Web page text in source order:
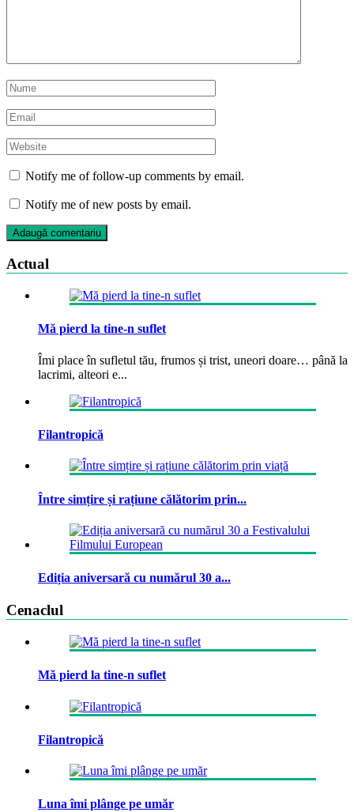
Notify me of follow-up comments by email.
Notify me of new posts by email.
Actual
Mă pierd la tine-n suflet
Îmi place în sufletul tău, frumos și trist, uneori doare… până la
lacrimi, alteori e...
Filantropică
Între simțire și rațiune călătorim prin...
Ediția aniversară cu numărul 30 a...
Cenaclul
Mă pierd la tine-n suflet
Filantropică
Luna îmi plânge pe umăr